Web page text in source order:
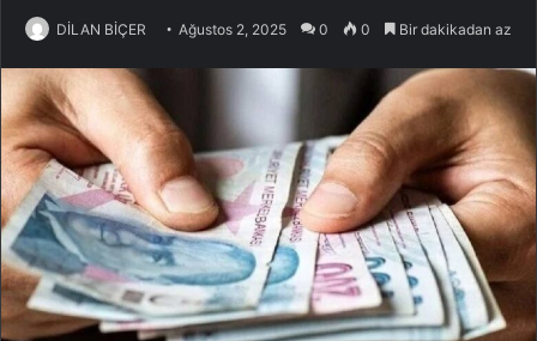
DİLAN BİÇER Ağustos 2, 2025 0 0 Bir dakikadan az